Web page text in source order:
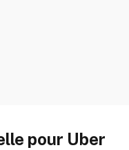
pour Uber